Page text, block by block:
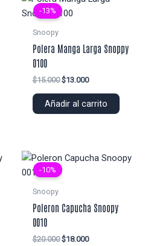
-13%
Snoopy
Polera Manga Larga Snoppy
0100
$15.000 El
original
$13.000El
actual
Añadir al carrito
-10%
Snoopy
Poleron Capucha Snoopy
0010
$20.000 El
$18.000El